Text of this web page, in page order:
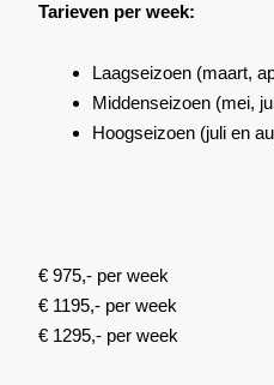
Tarieven per week:
Laagseizoen(maart,
Middenseizoen(mei,
Hoogseizoen (juli en
€ 975,- per week
€ 1195,- per week
€ 1295,- per week